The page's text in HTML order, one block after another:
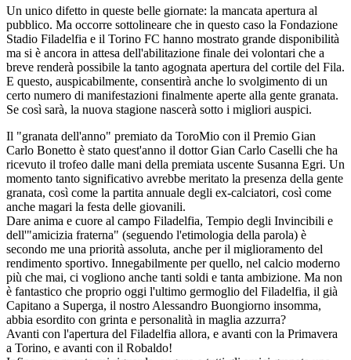
Un unico difetto in queste belle giornate: la mancata apertura al
pubblico. Ma occorre sottolineare che in questo caso la Fondazione
Stadio Filadelfia e il Torino FC hanno mostrato grande disponibilità
ma si è ancora in attesa dell'abilitazione finale dei volontari che a
breve renderà possibile la tanto agognata apertura del cortile del Fila.
E questo, auspicabilmente, consentirà anche lo svolgimento di un
certo numero di manifestazioni finalmente aperte alla gente granata.
Se così sarà, la nuova stagione nascerà sotto i migliori auspici.
Il "granata dell'anno" premiato da ToroMio con il Premio Gian
Carlo Bonetto è stato quest'anno il dottor Gian Carlo Caselli che ha
ricevuto il trofeo dalle mani della premiata uscente Susanna Egri. Un
momento tanto significativo avrebbe meritato la presenza della gente
granata, così come la partita annuale degli ex-calciatori, così come
anche magari la festa delle giovanili.
Dare anima e cuore al campo Filadelfia, Tempio degli Invincibili e
dell'"amicizia fraterna" (seguendo l'etimologia della parola) è
secondo me una priorità assoluta, anche per il miglioramento del
rendimento sportivo. Innegabilmente per quello, nel calcio moderno
più che mai, ci vogliono anche tanti soldi e tanta ambizione. Ma non
è fantastico che proprio oggi l'ultimo germoglio del Filadelfia, il già
Capitano a Superga, il nostro Alessandro Buongiorno insomma,
abbia esordito con grinta e personalità in maglia azzurra?
Avanti con l'apertura del Filadelfia allora, e avanti con la Primavera
a Torino, e avanti con il Robaldo!